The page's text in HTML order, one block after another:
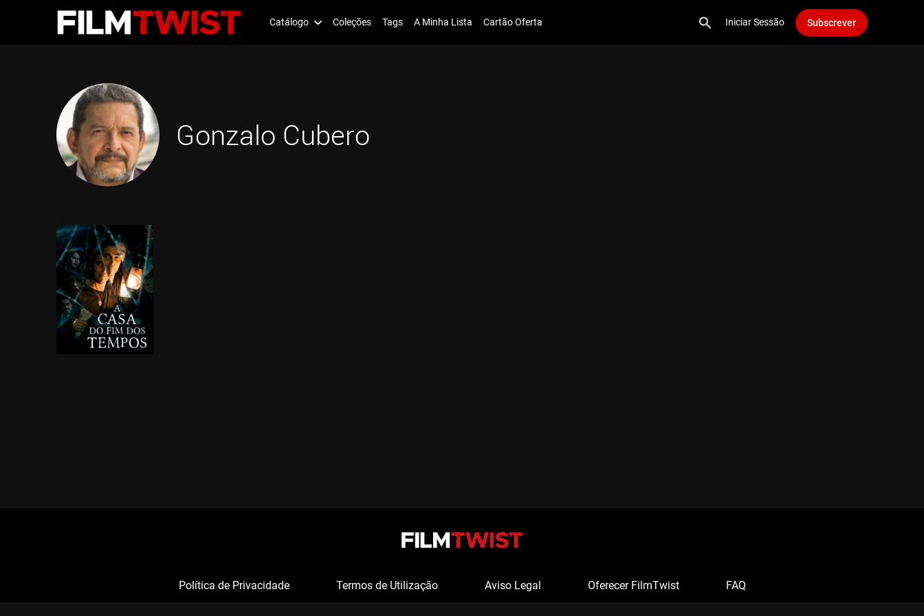
Catálogo Coleções Tags A Minha Lista Cartão Oferta Iniciar Sessão Subscrever
Gonzalo Cubero
Política de Privacidade Termos de Utilização Aviso Legal Oferecer FilmTwist FAQ